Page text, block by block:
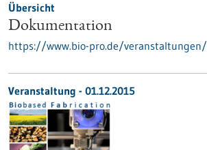
Übersicht
Dokumentation
https://www.bio-pro.de/
Veranstaltung - 01.12.2015